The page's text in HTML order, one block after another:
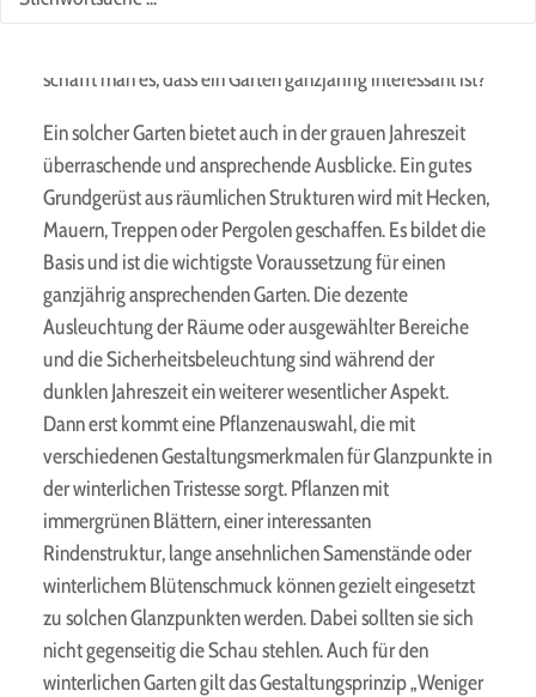
häufig genannte Anforderung im Rahmen der
schafft man es, dass ein Garten ganzjährig interessant ist?
Ein solcher Garten bietet auch in der grauen Jahreszeit
überraschende und ansprechende Ausblicke. Ein gutes
Grundgerüst aus räumlichen Strukturen wird mit Hecken,
Mauern, Treppen oder Pergolen geschaffen. Es bildet die
Basis und ist die wichtigste Voraussetzung für einen
ganzjährig ansprechenden Garten. Die dezente
Ausleuchtung der Räume oder ausgewählter Bereiche
und die Sicherheitsbeleuchtung sind während der
dunklen Jahreszeit ein weiterer wesentlicher Aspekt.
Dann erst kommt eine Pflanzenauswahl, die mit
verschiedenen Gestaltungsmerkmalen für Glanzpunkte in
der winterlichen Tristesse sorgt. Pflanzen mit
immergrünen Blättern, einer interessanten
Rindenstruktur, lange ansehnlichen Samenstände oder
winterlichem Blütenschmuck können gezielt eingesetzt
zu solchen Glanzpunkten werden. Dabei sollten sie sich
nicht gegenseitig die Schau stehlen. Auch für den
winterlichen Garten gilt das Gestaltungsprinzip „Weniger